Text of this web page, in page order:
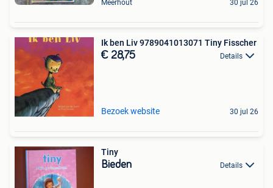
Meerhout 30 jul 26
Ik ben Liv 9789041013071 Tiny Fisscher
€ 28,75 Details
Bezoek website 30 jul 26
Tiny
Bieden Details